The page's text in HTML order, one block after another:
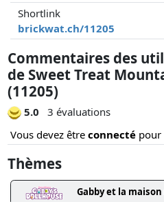
Shortlink
brickwat.ch/11205
Commentaires des
de Sweet Treat
(11205)
5.0
3 évaluations
Vous devez être connecté pour
Thèmes
Gabby et la